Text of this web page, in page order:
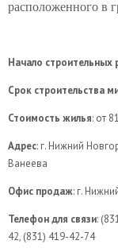
расположенного в
Начало строительных
Срок строительства
Стоимость жилья: от
Адрес: г. Нижний
Ванеева
Офис продаж: г.
Телефон для связи:
42, (831) 419-42-74